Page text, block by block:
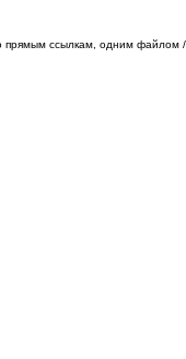
прямым ссылкам, одним файлом